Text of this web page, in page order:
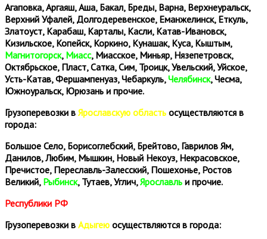
Агаповка, Аргаяш, Аша, Бакал, Бреды, Варна, Верхнеуральск,
Верхний Уфалей, Долгодеревенское, Еманжелинск, Еткуль,
Златоуст, Карабаш, Карталы, Касли, Катав-Ивановск,
Кизильское, Копейск, Коркино, Кунашак, Куса, Кыштым,
Магнитогорск, Миасс, Миасское, Миньяр, Нязепетровск,
Октябрьское, Пласт, Сатка, Сим, Троицк, Увельский, Уйское,
Усть-Катав, Фершампенуаз, Чебаркуль,Челябинск, Чесма,
Южноуральск, Юрюзань и прочие.
Грузоперевозки в Ярославскую область осуществляются в
города:
Большое Село, Борисоглебский, Брейтово, Гаврилов Ям,
Данилов, Любим, Мышкин, Новый Некоуз, Некрасовское,
Пречистое, Переславль-Залесский, Пошехонье, Ростов
Великий, Рыбинск, Тутаев, Углич,Ярославль и прочие.
Республики РФ
Грузоперевозки в Адыгею осуществляются в города: